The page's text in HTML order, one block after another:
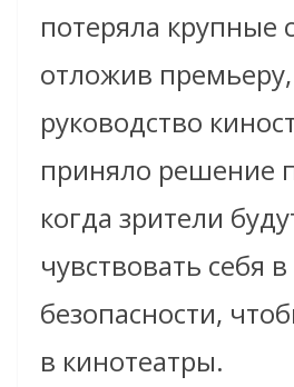
потеряла крупные
отложив
руководство
приняло решение
когда зрители
чувствовать себя в
безопасности,
в кинотеатры.